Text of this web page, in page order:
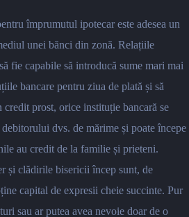
împrumutul ipotecar este adesea un
unei bănci din zonă. Relațiile
fie capabile să introducă sume mari mai
bancare pentru ziua de plată și să
prost, orice instituție bancară se
dvs. de mărime și poate începe
au credit de la familie și prieteni.
și clădirile bisericii încep sunt, de
capital de expresii cheie succinte. Pur
sau ar putea avea nevoie doar de o